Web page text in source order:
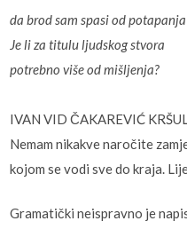
da brod sam spasi od
Je li za titulu ljudskog stvora
potrebno više od mišljenja?
IVAN VID ČAKAREVIĆ
Nemam nikakve naročite
kojom se vodi sve do kraja.
Gramatički neispravno je